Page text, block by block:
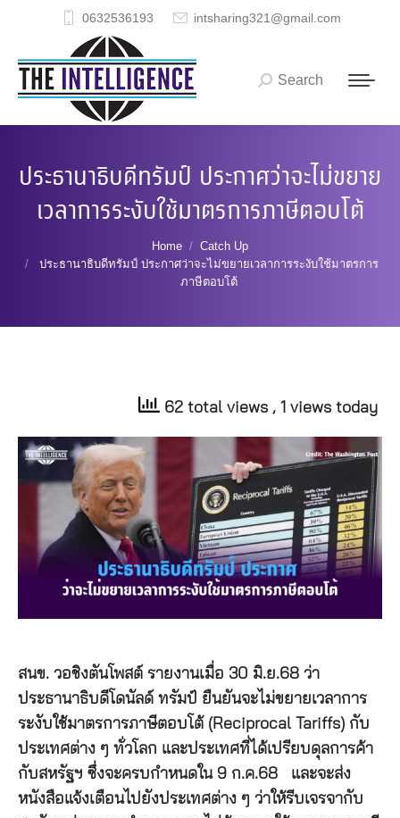
0632536193 intsharing321@gmail.com
Search:
Search
ประธานาธิบดีทรัมป์ ประกาศว่าจะไม่ขยาย
เวลาการระงับใช้มาตรการภาษีตอบโต้
Home
Catch Up
ประธานาธิบดีทรัมป์ ประกาศว่าจะไม่ขยายเวลาการระงับใช้มาตรการ
ภาษีตอบโต้
62 total views , 1 views today
สนข. วอชิงตันโพสต์ รายงานเมื่อ 30 มิ.ย.68 ว่า
ประธานาธิบดีโดนัลด์ ทรัมป์ ยืนยันจะไม่ขยายเวลาการ
ระงับใช้มาตรการภาษีตอบโต้ (Reciprocal Tariffs) กับ
ประเทศต่าง ๆ ทั่วโลก และประเทศที่ได้เปรียบดุลการค้า
กับสหรัฐฯ ซึ่งจะครบกำหนดใน 9 ก.ค.68 และจะส่ง
หนังสือแจ้งเตือนไปยังประเทศต่าง ๆ ว่าให้รีบเจรจากับ